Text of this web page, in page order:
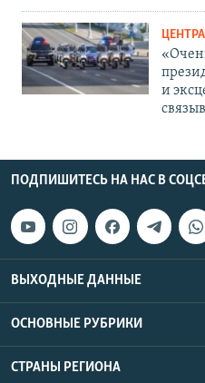
и
ПОДПИШИТЕСЬ НА НАС В
ВЫХОДНЫЕ ДАННЫЕ
ОСНОВНЫЕ РУБРИКИ
СТРАНЫ РЕГИОНА